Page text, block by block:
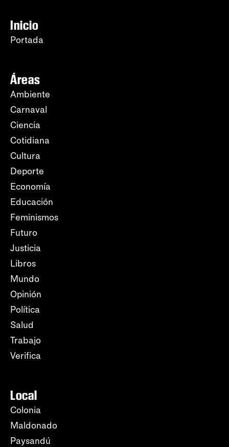
Inicio
Portada
Áreas
Ambiente
Carnaval
Ciencia
Cotidiana
Cultura
Deporte
Economía
Educación
Feminismos
Futuro
Justicia
Libros
Mundo
Opinión
Política
Salud
Trabajo
Verifica
Local
Colonia
Maldonado
Paysandú